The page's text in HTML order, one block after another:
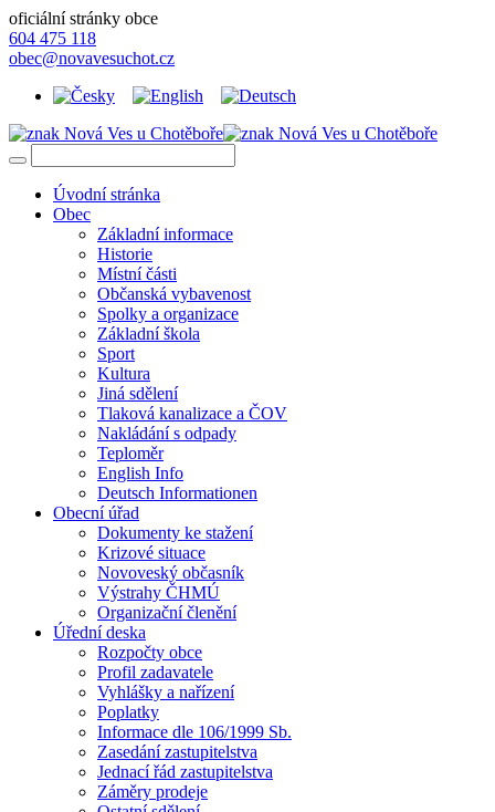
oficiální stránky obce
604 475 118
obec@novavesuchot.cz
Úvodní stránka
Obec
Základní informace
Historie
Místní části
Občanská vybavenost
Spolky a organizace
Základní škola
Sport
Kultura
Jiná sdělení
Tlaková kanalizace a ČOV
Nakládání s odpady
Teploměr
English Info
Deutsch Informationen
Obecní úřad
Dokumenty ke stažení
Krizové situace
Novoveský občasník
Výstrahy ČHMÚ
Organizační členění
Úřední deska
Rozpočty obce
Profil zadavatele
Vyhlášky a nařízení
Poplatky
Informace dle 106/1999 Sb.
Zasedání zastupitelstva
Jednací řád zastupitelstva
Záměry prodeje